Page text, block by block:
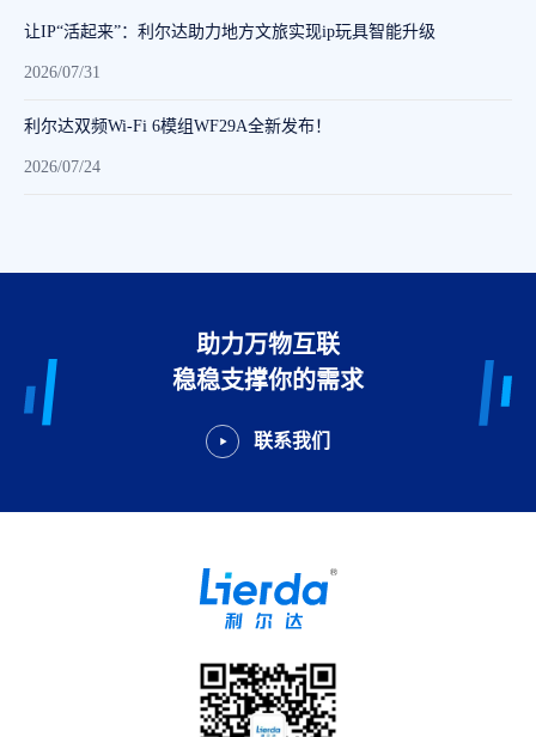
让IP“活起来”：利尔达助力地方文旅实现ip玩具智能升级
2026/07/31
利尔达双频Wi-Fi 6模组WF29A全新发布！
2026/07/24
助力万物互联
稳稳支撑你的需求
联系我们